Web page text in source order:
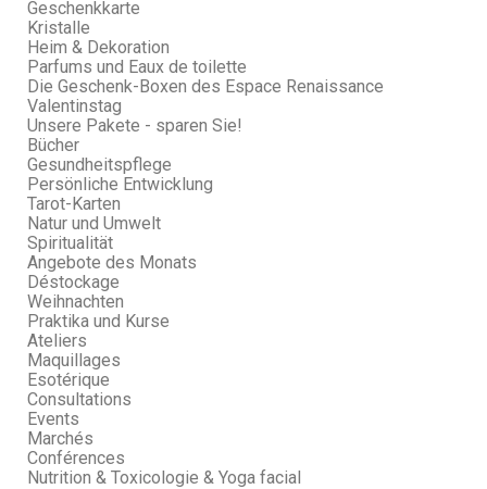
Geschenkkarte
Kristalle
Heim & Dekoration
Parfums und Eaux de toilette
Die Geschenk-Boxen des Espace Renaissance
Valentinstag
Unsere Pakete - sparen Sie!
Bücher
Gesundheitspflege
Persönliche Entwicklung
Tarot-Karten
Natur und Umwelt
Spiritualität
Angebote des Monats
Déstockage
Weihnachten
Praktika und Kurse
Ateliers
Maquillages
Esotérique
Consultations
Events
Marchés
Conférences
Nutrition & Toxicologie & Yoga facial